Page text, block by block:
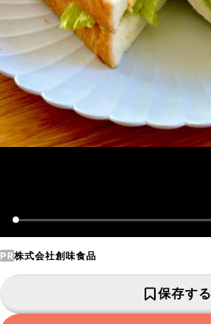
PR株式会社創味食品
保存する